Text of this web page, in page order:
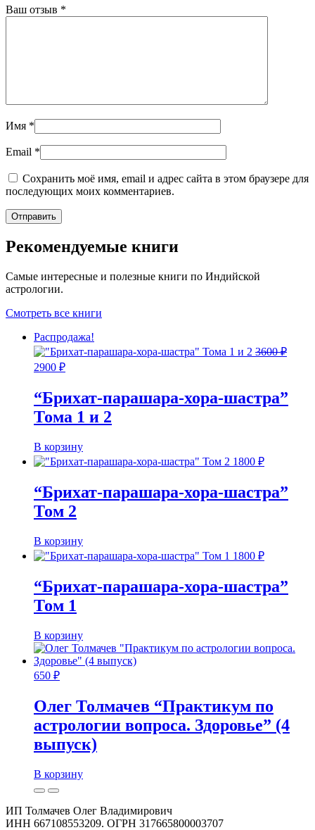
Ваш отзыв *
Имя *
Email *
Сохранить моё имя, email и адрес сайта в этом браузере для
последующих моих комментариев.
Рекомендуемые книги
Самые интересные и полезные книги по Индийской
астрологии.
Смотреть все книги
Распродажа!
3600₽
Первоначальная
составляла
3600 ₽.
2900 ₽Текущая
“Брихат-парашара-хора-шастра”
Тома 1 и 2
В корзину
1800 ₽
“Брихат-парашара-хора-шастра”
Том 2
В корзину
1800 ₽
“Брихат-парашара-хора-шастра”
Том 1
В корзину
650 ₽
Олег Толмачев “Практикум по
астрологии вопроса. Здоровье” (4
выпуск)
В корзину
ИП Толмачев Олег Владимирович
ИНН 667108553209. ОГРН 317665800003707